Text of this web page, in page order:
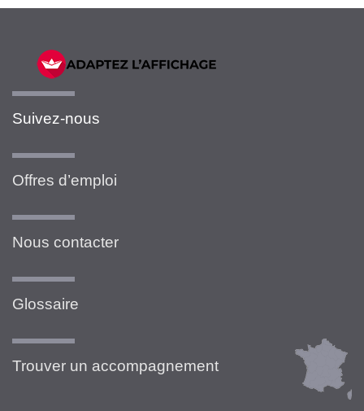
Suivez-nous
Offres d’emploi
Nous contacter
Glossaire
Trouver un accompagnement